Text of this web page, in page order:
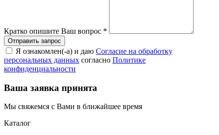
Кратко опишите Ваш вопрос *
Я ознакомлен(-а) и даю Согласие на обработку
персональных данных согласно Политике
конфиденциальности
Ваша заявка принята
Мы свяжемся с Вами в ближайшее время
Каталог